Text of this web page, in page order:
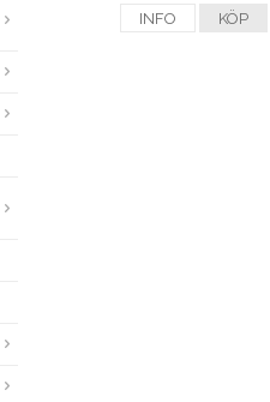
INFO KÖP